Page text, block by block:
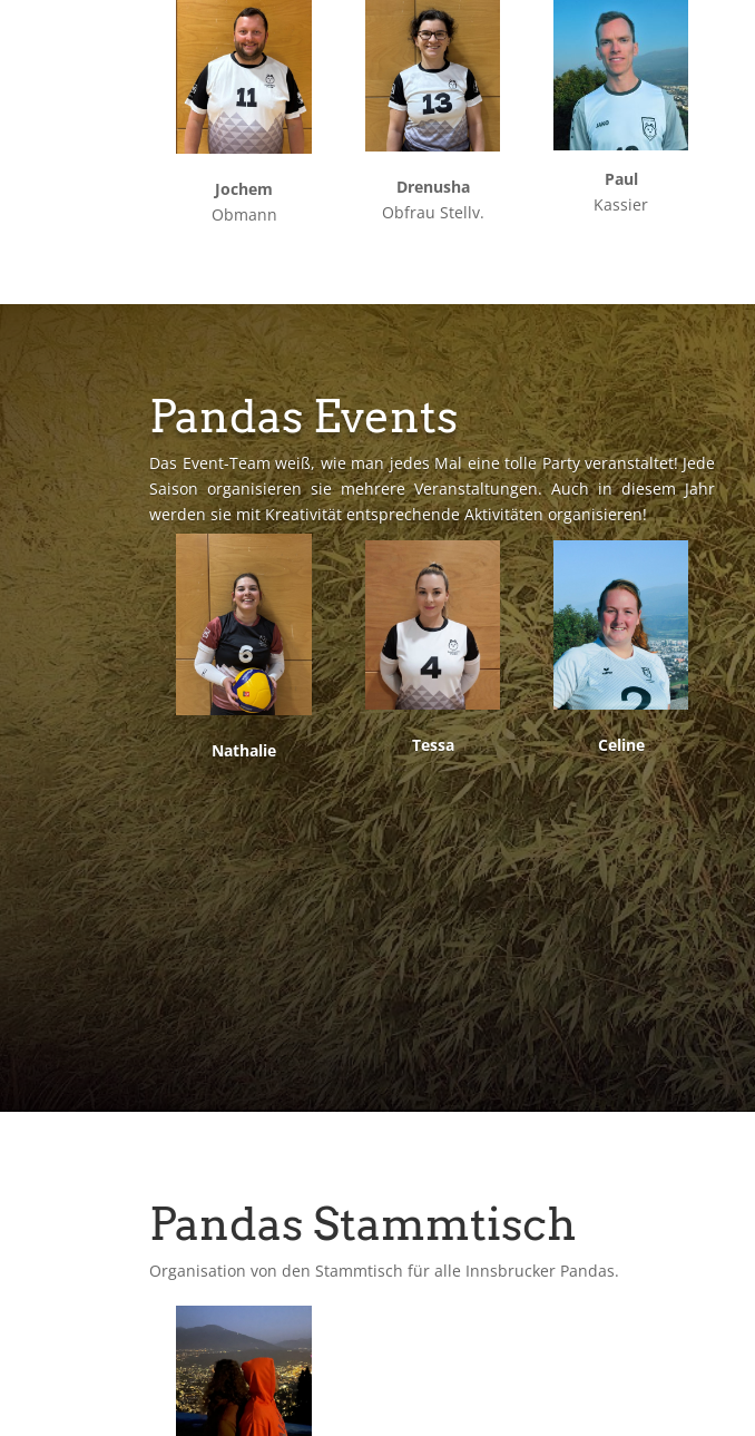
Jochem
Obmann
Drenusha
Obfrau Stellv.
Paul
Kassier
Pandas Events
Das Event-Team weiß, wie man jedes Mal eine tolle Party veranstaltet! Jede
Saison organisieren sie mehrere Veranstaltungen. Auch in diesem Jahr
werden sie mit Kreativität entsprechende Aktivitäten organisieren!
Nathalie Tessa Celine
Pandas Stammtisch
Organisation von den Stammtisch für alle Innsbrucker Pandas.